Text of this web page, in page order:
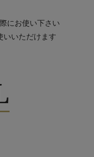
にお使い下さい
いいただけます